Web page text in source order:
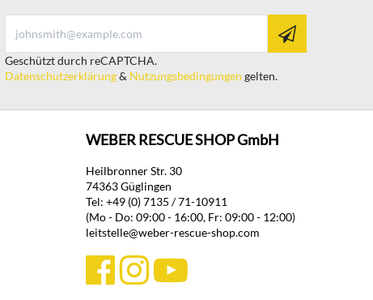
Geschützt durch reCAPTCHA.
Datenschutzerklärung& Nutzungsbedingungen gelten.
WEBER RESCUE SHOP GmbH
Heilbronner Str. 30
74363 Güglingen
Tel: +49 (0) 7135 / 71-10911
(Mo - Do: 09:00 - 16:00, Fr: 09:00 - 12:00)
leitstelle@weber-rescue-shop.com